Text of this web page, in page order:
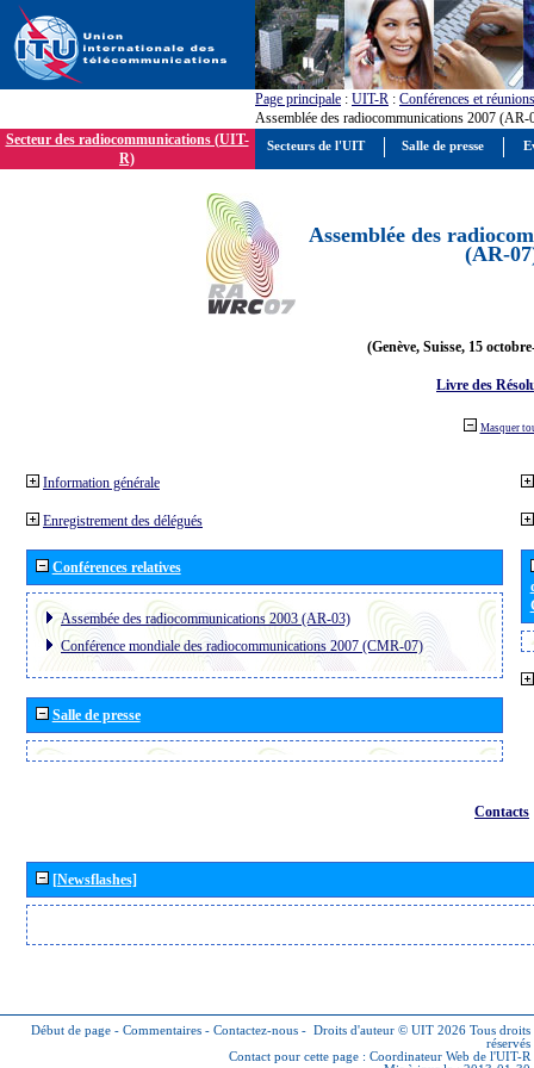
Page principale : UIT-R : Conférences et réunions
Assemblée des radiocommunications 2007 (AR-
Secteur des radiocommunications (UIT-
R)
Assemblée des
(AR-
(Genève, Suisse, 15
Livre des
Masquer
Information générale
Enregistrement des délégués
Conférences relatives
Assembée des radiocommunications 2003 (AR-03)
Conférence mondiale des radiocommunications 2007 (CMR-07)
Salle de presse
Contacts
[Newsflashes]
Début de page - Commentaires - Contactez-nous - Droits d'auteur © UIT 2026 Tous droits
réservés
Contact pour cette page : Coordinateur Web de l'UIT-R
Secteurs de l'UIT Salle de presse